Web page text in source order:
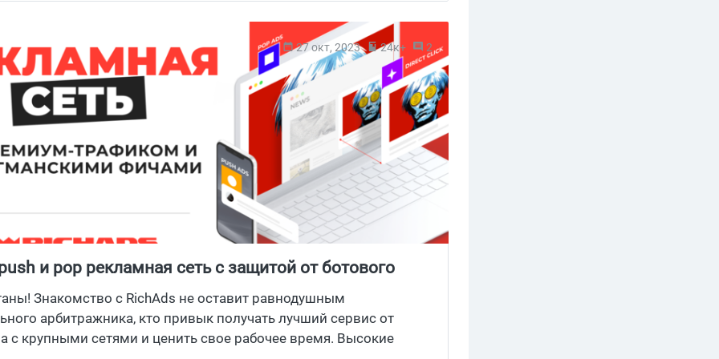
функционал личного кабинета и продвинутые биддинг-
твоими ставками рулит искусственный интеллект. Интересно?
заходи узнать, почему современному медиабайеру точно стоит
на RollerAds, и не забудь забрать в конце статьи твой
27 окт, 2023 24к+ 2
и pop рекламная сеть с защитой от ботового
Знакомство с RichAds не оставит равнодушным
арбитражника, кто привык получать лучший сервис от
с крупными сетями и ценить свое рабочее время. Высокие